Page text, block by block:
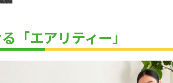
「エアリティー」